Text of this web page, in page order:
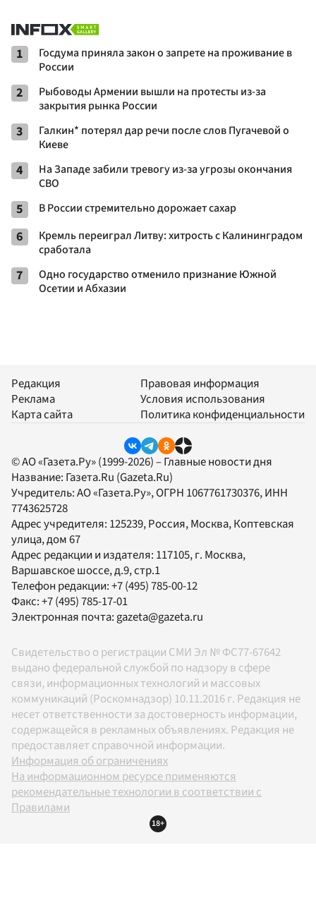
1
Госдума приняла закон о запрете на проживание в
России
2
Рыбоводы Армении вышли на протесты из-за
закрытия рынка России
3
Галкин* потерял дар речи после слов Пугачевой о
Киеве
4
На Западе забили тревогу из-за угрозы окончания
СВО
5 В России стремительно дорожает сахар
6
Кремль переиграл Литву: хитрость с Калининградом
сработала
7
Одно государство отменило признание Южной
Осетии и Абхазии
Редакция
Реклама
Карта сайта
Правовая информация
Условия использования
Политика конфиденциальности
© АО «Газета.Ру» (1999-2026) – Главные новости дня
Название: Газета.Ru (Gazeta.Ru)
Учредитель:АО «Газета.Ру», ОГРН 1067761730376, ИНН
7743625728
Адрес учредителя: 125239, Россия, Москва, Коптевская
улица, дом 67
Адрес редакции и издателя: 117105, г. Москва,
Варшавское шоссе, д.9, стр.1
Телефон редакции:+7 (495) 785-00-12
Факс:+7 (495) 785-17-01
Электронная почта: gazeta@gazeta.ru
Свидетельство о регистрации СМИ Эл № ФС77-67642
выдано федеральной службой по надзору в сфере
связи, информационных технологий и массовых
коммуникаций (Роскомнадзор) 10.11.2016 г. Редакция не
несет ответственности за достоверность информации,
содержащейся в рекламных объявлениях. Редакция не
предоставляет справочной информации.
Информация об ограничениях
На информационном ресурсе применяются
рекомендательные технологии в соответствии с
Правилами
18+